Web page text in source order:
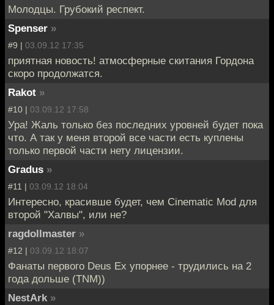
Молодцы. Грубокий респект.
Spenser »
#9 | 03.09.12 17:35
приятная новость! атмосферные скитания Гордона
скоро продолжатся.
Rakot »
#10 | 03.09.12 17:58
Ура! Жаль только без последних уровней будет пока
что. А так у меня второй все части есть куплены
только первой части нету лицензии.
Gradus »
#11 | 03.09.12 18:04
Интересно, красивше будет, чем Cinematic Mod для
второй "Халвы", или не?
ragdollmaster »
#12 | 03.09.12 18:07
Фанаты первого Deus Ex упорнее - трудились на 2
года дольше (TNM))
NestArk »